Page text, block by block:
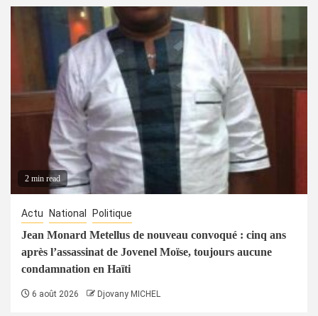
2 min read
Actu National Politique
Jean Monard Metellus de nouveau convoqué : cinq ans
après l’assassinat de Jovenel Moïse, toujours aucune
condamnation en Haïti
6 août 2026 Djovany MICHEL